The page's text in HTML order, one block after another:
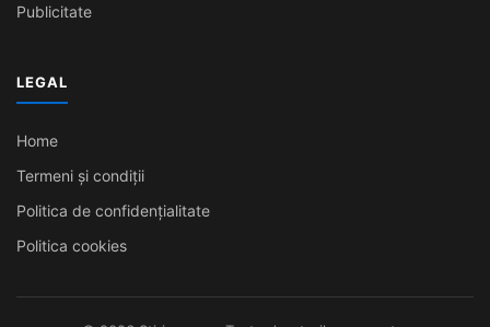
Publicitate
LEGAL
Home
Termeni și condiții
Politica de confidențialitate
Politica cookies